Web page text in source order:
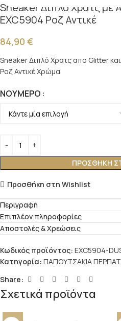
Sneaker Διπλό Χρατς με
EXC5904 Ροζ Αντικέ
84,90 €
Sneaker Διπλό Χρατς απο Glitter
Ροζ Αντικέ Χρώμα
ΝΟΎΜΕΡΟ
ΠΡΟΣΘΉΚΗ
Προσθήκη στη Wishlist
Περιγραφή
Επιπλέον πληροφορίες
Αποστολές & Χρεώσεις
Κωδικός προϊόντος: EXC5904-
Κατηγορία: ΠΑΠΟΥΤΣΑΚΙΑ
Share:
Σχετικά προϊόντα